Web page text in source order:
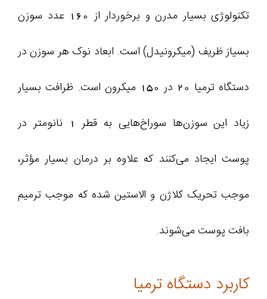
تکنولوژی بسیار مدرن و برخوردار از 160 عدد سوزن
بسیاز ظریف (میکرونیدل) است. ابعاد نوک هر سوزن در
دستگاه ترمیا 20 در 150 میکرون است. ظرافت بسیار
زیاد این سوزن‌ها سوراخ‌هایی به قطر 1 نانومتر در
پوست ایجاد می‌کنند که علاوه بر درمان بسیار مؤثر،
موجب تحریک کلاژن و الاستین شده که موجب ترمیم
بافت پوست می‌شوند.
کاربرد دستگاه ترمیا